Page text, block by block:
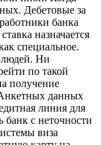
Дебетовые за
банка
назначается
специальное.
людей. Ни
по такой
получение
данных
линия для
с неточности
виза